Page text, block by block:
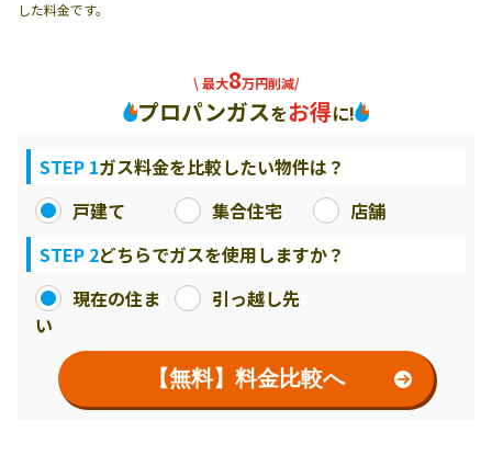
した料金です。
\ 最大8万円削減/
プロパンガスをお得に!
STEP 1ガス料金を比較したい物件は？
戸建て
集合住宅
店舗
STEP 2どちらでガスを使用しますか？
現在の住ま
い
引っ越し先
【無料】料金比較へ